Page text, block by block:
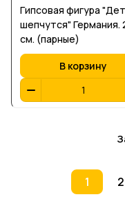
Гипсовая фигура
шепчутся" Германия.
см. (парные)
В корзину
1 2